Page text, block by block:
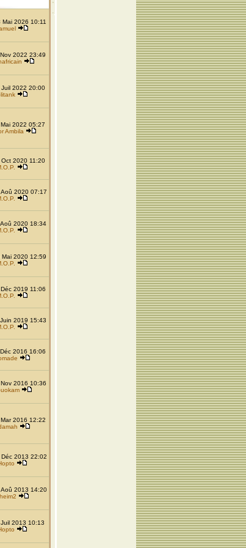
Mai 2026 10:11
2022 23:49
2022 20:00
2022 05:27
Ambila
Oct 2020 11:20
2020 07:17
2020 18:34
Mai 2020 12:59
2019 11:06
2019 15:43
2016 16:06
2016 10:36
2016 12:22
2013 22:02
Aoû 2013 14:20
2013 10:13